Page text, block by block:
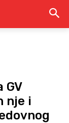
GV
nje i